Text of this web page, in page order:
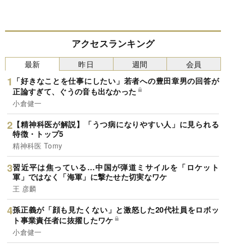
アクセスランキング
最新
「好きなことを仕事にしたい」若者への豊田章男の回答が
正論すぎて、ぐうの音も出なかった
小倉健一
【精神科医が解説】「うつ病になりやすい人」に見られる
特徴・トップ5
精神科医 Tomy
習近平は焦っている…中国が弾道ミサイルを「ロケット
軍」ではなく「海軍」に撃たせた切実なワケ
王 彦麟
孫正義が「顔も見たくない」と激怒した20代社員をロボッ
ト事業責任者に抜擢したワケ
小倉健一
昨日 週間 会員